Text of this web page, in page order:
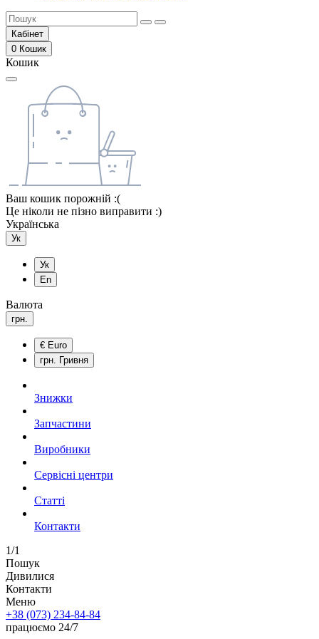
Кабінет
0 Кошик
Кошик
Ваш кошик порожній :(
Це ніколи не пізно виправити :)
Українська
Ук
Ук
En
Валюта
грн.
€ Euro
грн. Гривня
Знижки
Запчастини
Виробники
Сервісні центри
Статті
Контакти
1/1
Пошук
Дивилися
Контакти
Меню
+38 (073) 234-84-84
працюємо 24/7